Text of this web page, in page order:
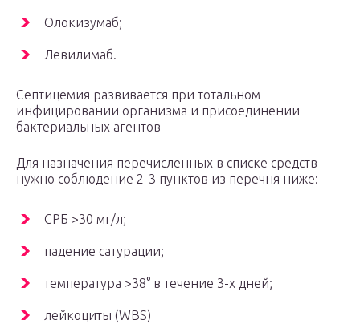
Олокизумаб;
Левилимаб.
Септицемия развивается при тотальном
инфицировании организма и присоединении
бактериальных агентов
Для назначения перечисленных в списке средств
нужно соблюдение 2-3 пунктов из перечня ниже:
СРБ >30 мг/л;
падение сатурации;
температура >38° в течение 3-х дней;
лейкоциты (WBS)